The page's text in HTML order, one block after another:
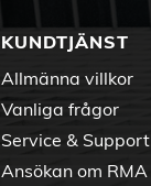
KUNDTJÄNST
Allmänna villkor
Vanliga frågor
Service & Support
Ansökan om RMA